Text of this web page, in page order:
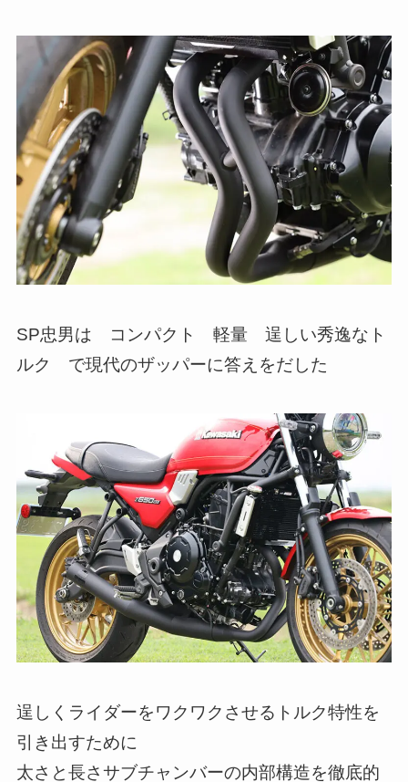
SP忠男は コンパクト 軽量 逞しい秀逸なト
ルク で現代のザッパーに答えをだした
逞しくライダーをワクワクさせるトルク特性を
引き出すために
太さと長さサブチャンバーの内部構造を徹底的